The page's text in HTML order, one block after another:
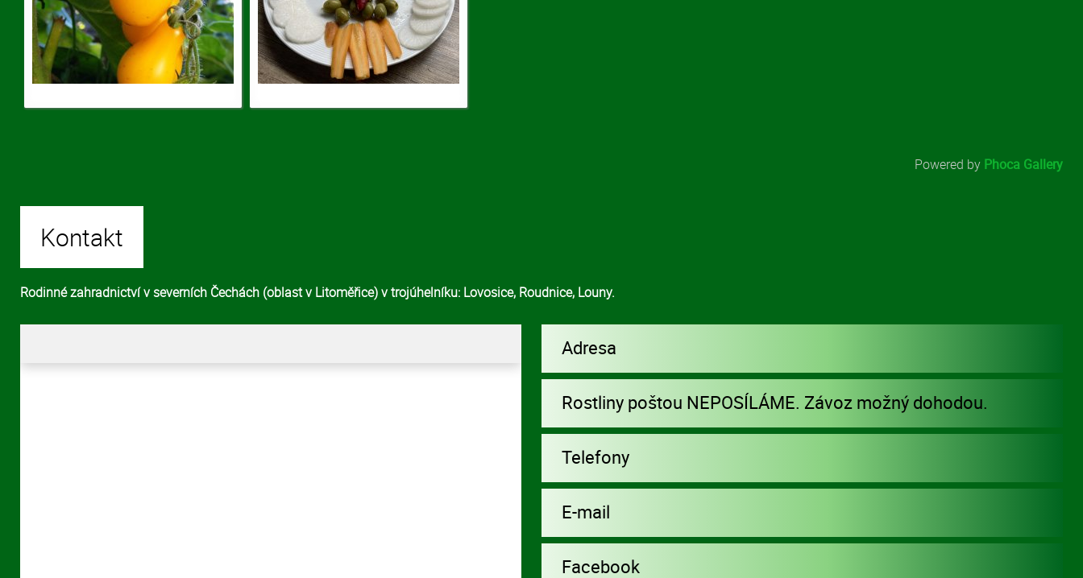
Powered by Phoca Gallery
Kontakt
Rodinné zahradnictví v severních Čechách (oblast v Litoměřice) v trojúhelníku: Lovosice, Roudnice, Louny.
Adresa
Rostliny poštou NEPOSÍLÁME. Závoz možný dohodou.
Telefony
E-mail
Facebook